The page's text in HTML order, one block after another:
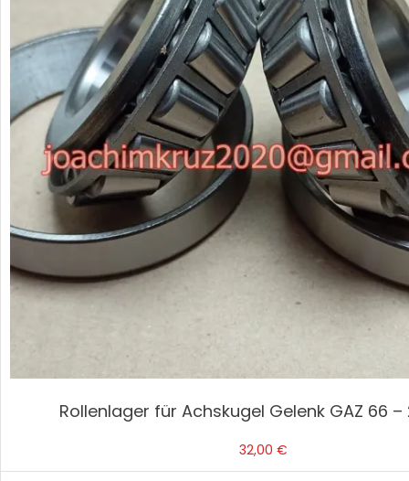
Rollenlager für Achskugel Gelenk GAZ 66 –
32,00 €